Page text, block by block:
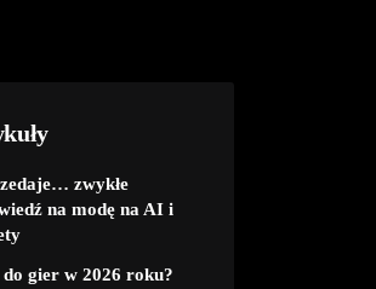
zwykłe
na modę na AI i
gier w 2026 roku?